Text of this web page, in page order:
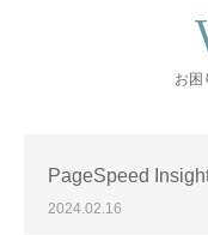
お困
PageSpeed
2024.02.16